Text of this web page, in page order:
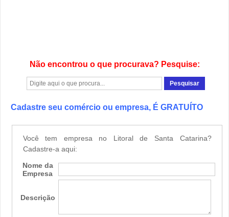
Não encontrou o que procurava? Pesquise:
Cadastre seu comércio ou empresa, É GRATUÍTO
Você tem empresa no Litoral de Santa Catarina?
Cadastre-a aqui:
Nome da
Empresa
Descrição